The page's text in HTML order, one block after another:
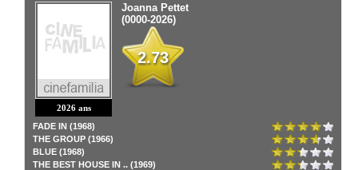
2026 ans
Joanna Pettet
(0000-2026)
2.73
FADE IN (1968)
THE GROUP (1966)
BLUE (1968)
THE BEST HOUSE IN .. (1969)